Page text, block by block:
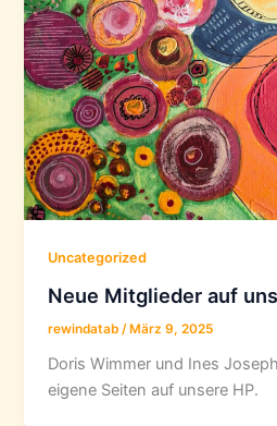
Uncategorized
Neue Mitglieder auf
rewindatab /März 9, 2025
Doris Wimmer und Ines
eigene Seiten auf unsere HP.